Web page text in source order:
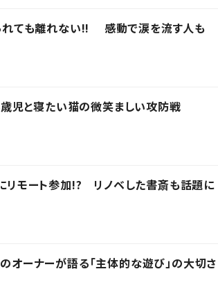
れても離れない!! 感動で涙を流す人も
歳児と寝たい猫の微笑ましい攻防戦
リモート参加!? リノベした書斎も話題に
オーナーが語る「主体的な遊び」の大切さ